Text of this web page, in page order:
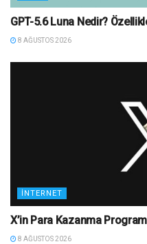
GPT-5.6 Luna Nedir?
8 AĞUSTOS 2026
İNTERNET
X’in Para Kazanma
8 AĞUSTOS 2026